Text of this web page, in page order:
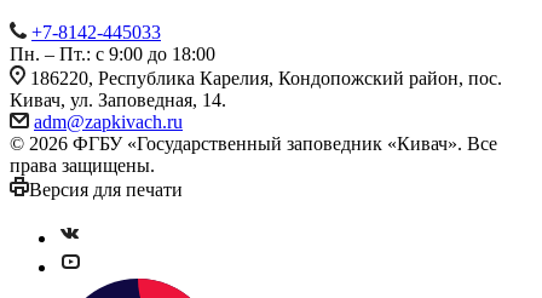
+7-8142-445033
Пн. – Пт.: с 9:00 до 18:00
186220, Республика Карелия, Кондопожский район, пос.
Кивач, ул. Заповедная, 14.
adm@zapkivach.ru
© 2026 ФГБУ «Государственный заповедник «Кивач». Все
права защищены.
Версия для печати